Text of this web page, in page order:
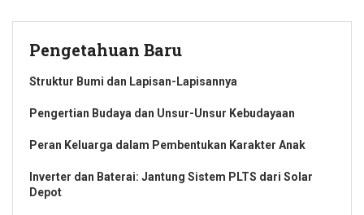
Pengetahuan Baru
Struktur Bumi dan Lapisan-Lapisannya
Pengertian Budaya dan Unsur-Unsur Kebudayaan
Peran Keluarga dalam Pembentukan Karakter Anak
Inverter dan Baterai: Jantung Sistem PLTS dari Solar
Depot